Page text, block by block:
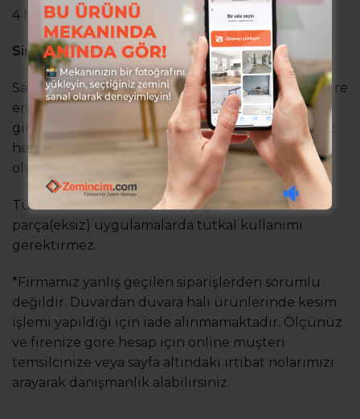
4 Metrelik rulolar halinde stoklanır!
Siparişinizi oluştururken:
Sadece 4 metrelik rulolar halinde stoklanır! 4 metre
eni seçin, ardından istediğiniz boyu metre olarak
girin. Sepete attığınızda toplam sipariş miktarınız
hesaplanmış olacaktır. Halınız ölçünüze göre
olarak kesilip gönderilir.
Tüm ürünlerimiz maket bıçağı ile kesilebilir, tek
parça(eksiz) uygulamalarda tutkal kullanımı
gerektirmez.
*Firmamız yanlış geçilen siparişlerden sorumlu
değildir. Duvardan duvara halı ürünlerinde kesim
işlemi yapıldığı için iade alınmamaktadır. Ölçünüz
ve firenize göre hesap için online müşteri
temsilcinize veya sayfa altındaki irtibat nolarımızı
arayarak danışmanlık alabilirsiniz.